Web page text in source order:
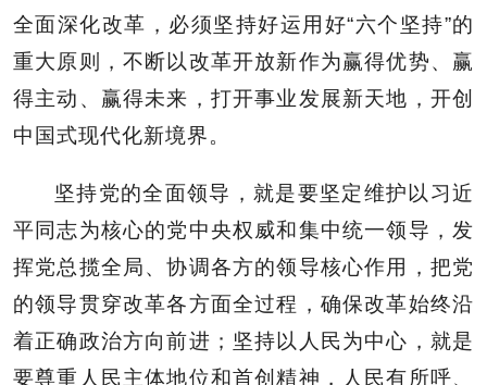
全面深化改革，必须坚持好运用好“六个坚持”的
重大原则，不断以改革开放新作为赢得优势、赢
得主动、赢得未来，打开事业发展新天地，开创
中国式现代化新境界。
坚持党的全面领导，就是要坚定维护以习近
平同志为核心的党中央权威和集中统一领导，发
挥党总揽全局、协调各方的领导核心作用，把党
的领导贯穿改革各方面全过程，确保改革始终沿
着正确政治方向前进；坚持以人民为中心，就是
要尊重人民主体地位和首创精神，人民有所呼、